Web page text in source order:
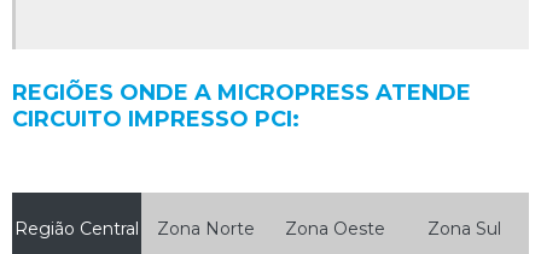
REGIÕES ONDE A MICROPRESS ATENDE
CIRCUITO IMPRESSO PCI:
Região Central Zona Norte Zona Oeste Zona Sul